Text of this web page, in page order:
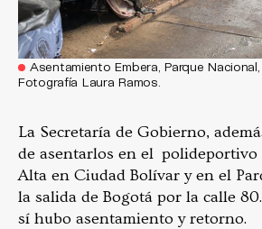
Asentamiento Embera, Parque Nacional,
Fotografía Laura Ramos.
La Secretaría de Gobierno,
de asentarlos en el
Alta en Ciudad Bolívar y en el
la salida de Bogotá por la calle
sí hubo asentamiento y retorno.